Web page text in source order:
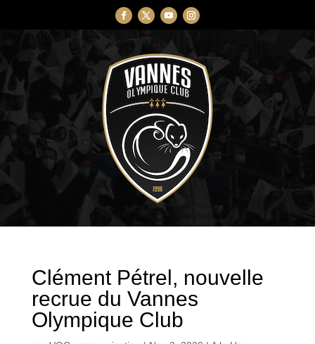
Clément Pétrel, nouvelle
recrue du Vannes
Olympique Club